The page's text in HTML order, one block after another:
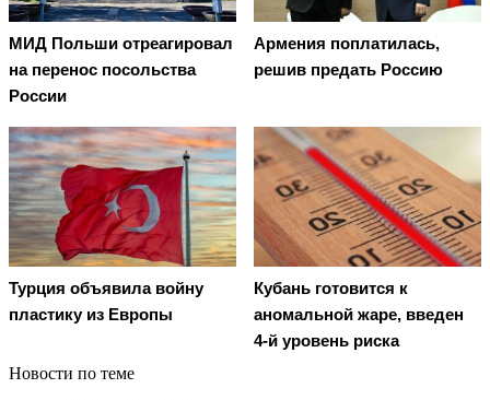
МИД Польши отреагировал
на перенос посольства
России
Армения поплатилась,
решив предать Россию
Турция объявила войну
пластику из Европы
Кубань готовится к
аномальной жаре, введен
4-й уровень риска
Новости по теме